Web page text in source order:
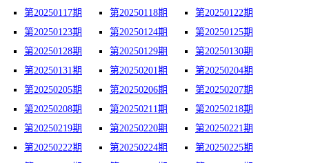
第20250117期
第20250118期
第20250122期
第20250123期
第20250124期
第20250125期
第20250128期
第20250129期
第20250130期
第20250131期
第20250201期
第20250204期
第20250205期
第20250206期
第20250207期
第20250208期
第20250211期
第20250218期
第20250219期
第20250220期
第20250221期
第20250222期
第20250224期
第20250225期